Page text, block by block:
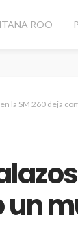
ROO
la SM 260 deja